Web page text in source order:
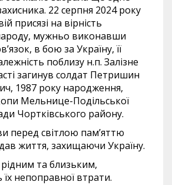
22 серпня 2024 року
присязі на вірність
мужньо виконавши
в бою за Україну, її
поблизу н.п. Залізне
загинув солдат Петришин
1987 року народження,
Мельнице-Подільської
Чортківського району.
перед світлою пам’яттю
життя, захищаючи Україну.
та близьким,
їх непоправної втрати.